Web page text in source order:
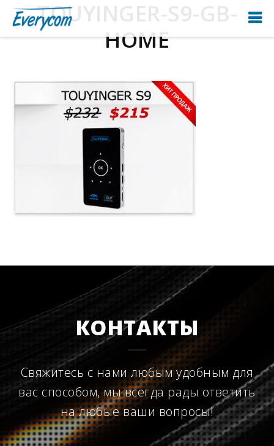
TOUYINGER-S9-GB-
HOME
КОНТАКТЫ
Свяжитесь с нами любым удобным для
вас способом, мы всегда рады ответить
на любые ваши вопросы!